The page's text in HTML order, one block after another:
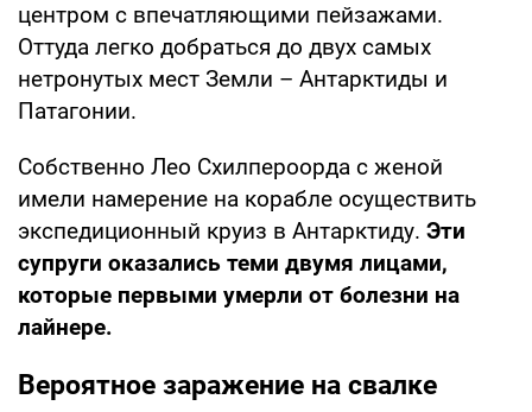
центром с впечатляющими пейзажами.
Оттуда легко добраться до двух самых
нетронутых мест Земли – Антарктиды и
Патагонии.
Собственно Лео Схилпероорда с женой
имели намерение на корабле осуществить
экспедиционный круиз в Антарктиду. Эти
супруги оказались теми двумя лицами,
которые первыми умерли от болезни на
лайнере.
Вероятное заражение на свалке